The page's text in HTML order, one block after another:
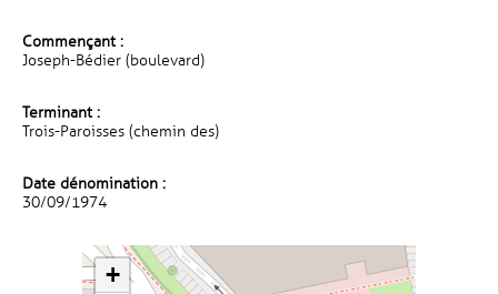
Commençant :
Joseph-Bédier (boulevard)
Terminant :
Trois-Paroisses (chemin des)
Date dénomination :
30/09/1974
+